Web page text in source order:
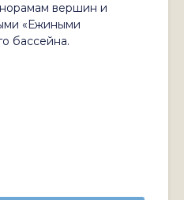
вершин и
«Ежиными
бассейна.